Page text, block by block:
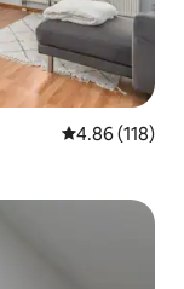
Calificación
4.86 (118)